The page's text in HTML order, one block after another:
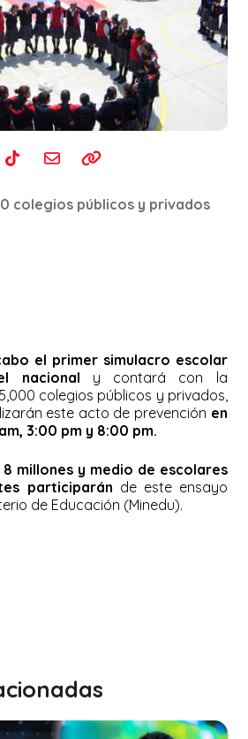
colegios públicos y privados
el primer simulacro escolar
nacional y contará con la
colegios públicos y privados,
este acto de prevención en
3:00 pm y 8:00 pm.
8 millones y medio de escolares
participarán de este ensayo
de Educación (Minedu).